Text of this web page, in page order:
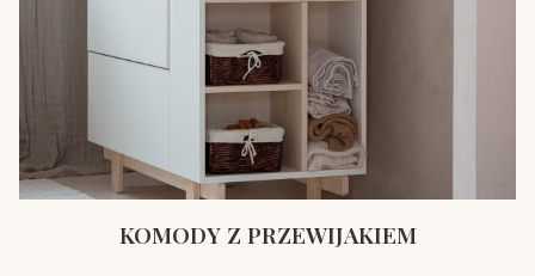
KOMODY Z PRZEWIJAKIEM